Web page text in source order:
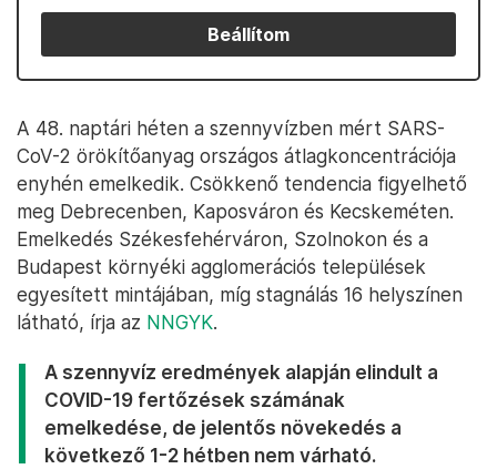
Beállítom
A 48. naptári héten a szennyvízben mért SARS-
CoV-2 örökítőanyag országos átlagkoncentrációja
enyhén emelkedik. Csökkenő tendencia figyelhető
meg Debrecenben, Kaposváron és Kecskeméten.
Emelkedés Székesfehérváron, Szolnokon és a
Budapest környéki agglomerációs települések
egyesített mintájában, míg stagnálás 16 helyszínen
látható, írja az NNGYK.
A szennyvíz eredmények alapján elindult a
COVID-19 fertőzések számának
emelkedése, de jelentős növekedés a
következő 1-2 hétben nem várható.